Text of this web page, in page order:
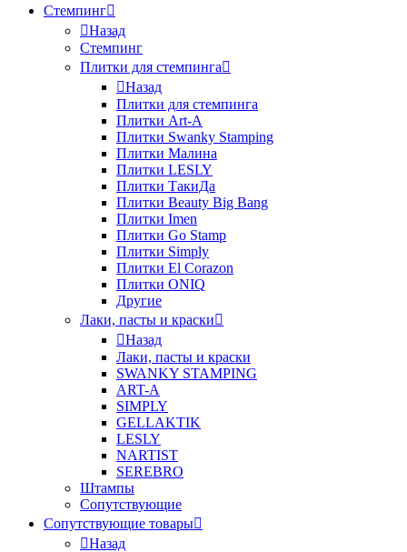
Стемпинг
Назад
Стемпинг
Плитки для стемпинга
Назад
Плитки для стемпинга
Плитки Art-A
Плитки Swanky Stamping
Плитки Малина
Плитки LESLY
Плитки ТакиДа
Плитки Beauty Big Bang
Плитки Imen
Плитки Go Stamp
Плитки Simply
Плитки El Corazon
Плитки ONIQ
Другие
Лаки, пасты и краски
Назад
Лаки, пасты и краски
SWANKY STAMPING
ART-A
SIMPLY
GELLAKTIK
LESLY
NARTIST
SEREBRO
Штампы
Сопутствующие
Сопутствующие товары
Назад